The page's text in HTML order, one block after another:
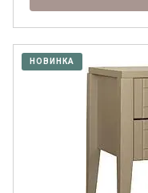
НОВИНКА